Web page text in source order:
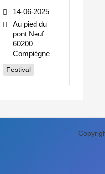
14-06-2025
Au pied du
pont Neuf
60200
Compiègne
Festival